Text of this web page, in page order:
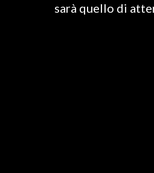
sarà quello di